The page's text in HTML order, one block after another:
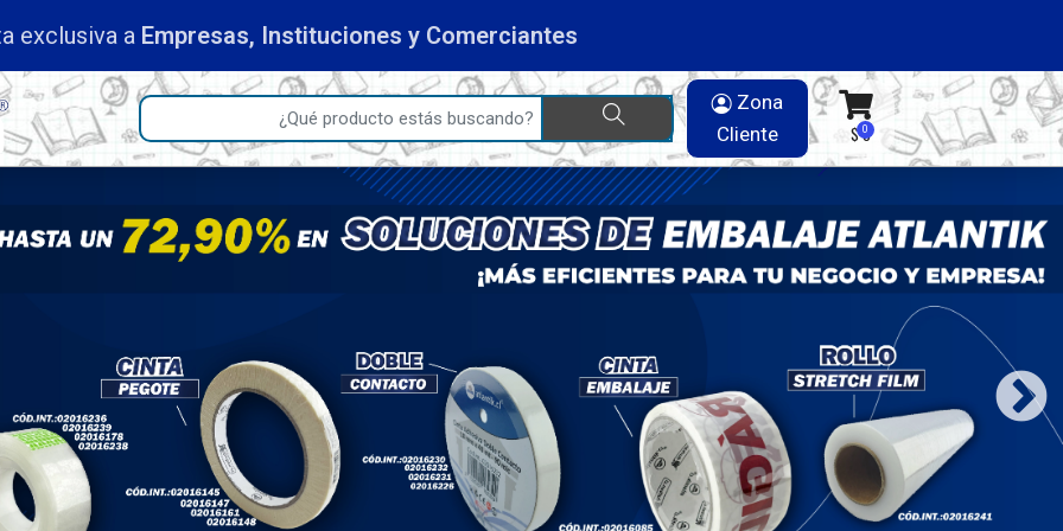
exclusiva aEmpresas, Instituciones y Comerciantes
Zona
Cliente
0
$ 0